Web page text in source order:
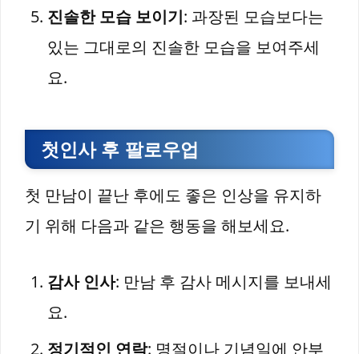
진솔한 모습 보이기: 과장된 모습보다는
있는 그대로의 진솔한 모습을 보여주세
요.
첫인사 후 팔로우업
첫 만남이 끝난 후에도 좋은 인상을 유지하
기 위해 다음과 같은 행동을 해보세요.
감사 인사: 만남 후 감사 메시지를 보내세
요.
정기적인 연락: 명절이나 기념일에 안부